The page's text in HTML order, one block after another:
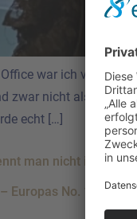
war ich
zwar nicht als
echt […]
man nicht in